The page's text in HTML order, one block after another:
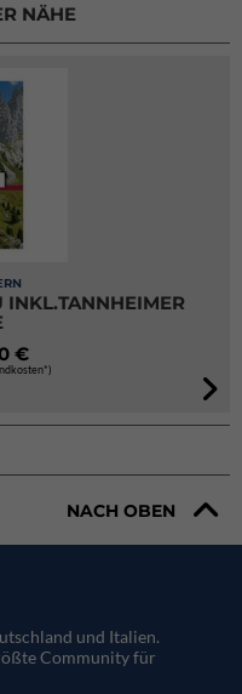
NÄHE
INKL.TANNHEIMER
€
NACH OBEN
und Italien.
Community für